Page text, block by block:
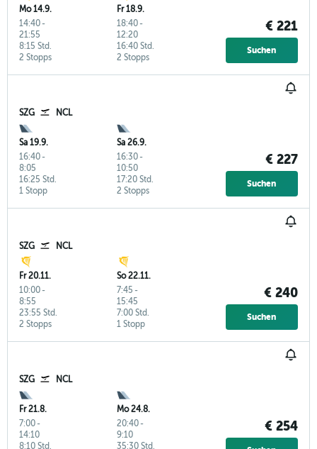
Mo 14.9.
14:40-
21:55
2 Stopps
8:15 Std.
Fr 18.9.
18:40-
12:20
2 Stopps
16:40 Std.
€ 221
Suchen
SZG NCL
Sa 19.9.
16:40-
8:05
1 Stopp
16:25 Std.
Sa 26.9.
16:30-
10:50
2 Stopps
17:20 Std.
€ 227
Suchen
SZG NCL
Fr 20.11.
10:00-
8:55
2 Stopps
23:55 Std.
So 22.11.
7:45 -
15:45
1 Stopp
7:00 Std.
€ 240
Suchen
SZG NCL
Fr 21.8.
7:00-
14:10
8:10 Std.
Mo 24.8.
20:40-
9:10
35:30 Std.
€ 254